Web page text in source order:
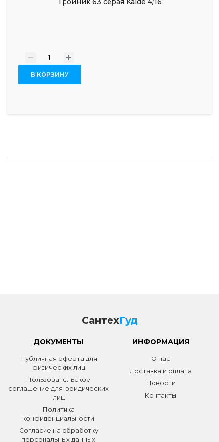
Тройник 63 серая Kalde 4/16
- +
В КОРЗИНУ
СантехГуд
ДОКУМЕНТЫ
Публичная оферта для
физических лиц
Пользовательское
соглашение для юридических
лиц
Политика
конфиденциальности
Согласие на обработку
персональных данных
ИНФОРМАЦИЯ
О нас
Доставка и оплата
Новости
Контакты